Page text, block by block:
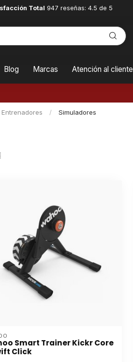
Total 947 reseñas: 4.5 de 5
Blog Marcas Atención al cliente
Entrenadores / Simuladores
Smart Trainer Kickr Core
Click